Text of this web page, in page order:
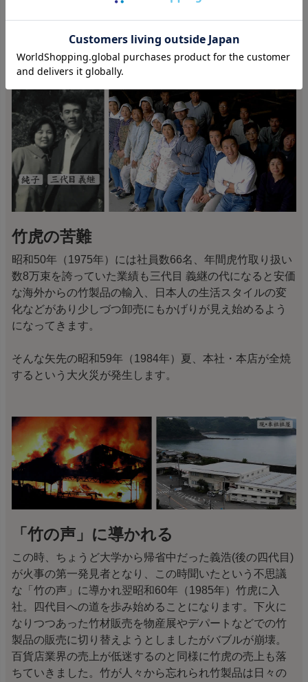
時代の変化【三代目 義継】
竹虎の苦難
昭和50年（1975年）には社員数66名、年間虎竹取り扱い
数8万束を誇っていた業績も三代目 義継の代になると安価
な海外からの竹製品の輸入、日本人の生活スタイルの変
化などがあり少しづつ卸売にもかげりが見え始めるよう
になってきます。
そんな矢先の昭和59年（1984年）夏、本社・本店が全焼
するという大火災が発生します。
「竹の声」に導かれる
この時、ちょうど大学から帰省中だった義浩(後の四代目)
が火事の第一発見者となり、この時聞いたという不思議
な「竹の声」に導かれ翌昭和60年（1985年）竹虎に入
社。四代目への道を歩み始めることになります。下火に
なりつつあった竹材販売を物産展やデパートなどでの竹
製品の販売に切り替えようとしましたがバブルが崩壊。
百貨店業界の売上が低迷するのと同様に竹虎の売上も落
ちていきました。竹が人々から忘れられ竹製品は日々の